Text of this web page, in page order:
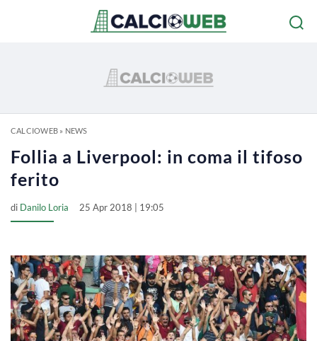
CALCIOWEB» NEWS
Follia a Liverpool: in coma il tifoso
ferito
di Danilo Loria 25 Apr 2018 | 19:05